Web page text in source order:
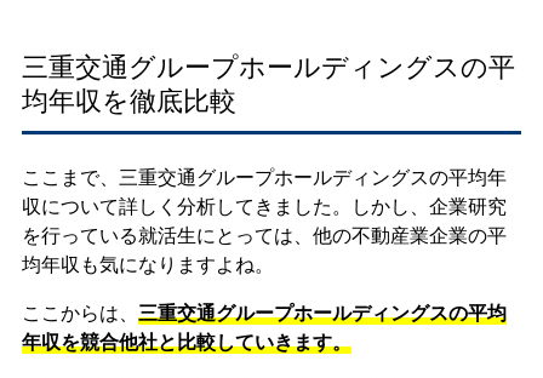
三重交通グループホールディングスの平
均年収を徹底比較
ここまで、三重交通グループホールディングスの平均年
収について詳しく分析してきました。しかし、企業研究
を行っている就活生にとっては、他の不動産業企業の平
均年収も気になりますよね。
ここからは、 三重交通グループホールディングスの平均
年収を競合他社と比較していきます。